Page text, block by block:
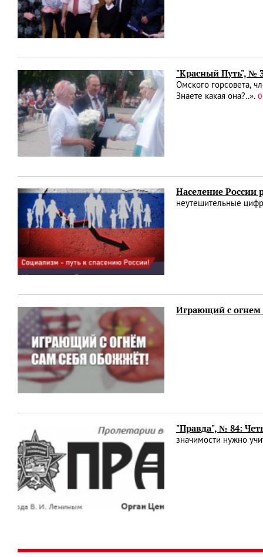
"Красный Путь", №
Омского горсовета,
Знаете какая она?..».
Население России
неутешительные
Играющий с огнем
"Правда", № 84:
значимости нужно